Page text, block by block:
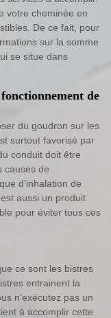
votre cheminée en
De ce fait, pour
sur la somme
se situe dans
de
du goudron sur les
surtout favorisé par
conduit doit être
causes de
d’inhalation de
aussi un produit
pour éviter tous ces
ce sont les bistres
entrainent la
n’exécutez pas un
à accomplir cette